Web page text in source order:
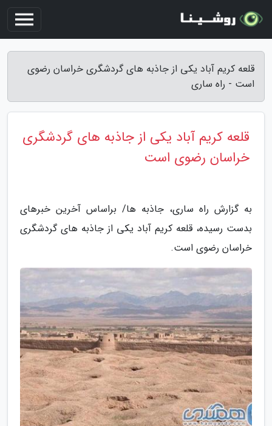
قلعه کریم آباد یکی از جاذبه های گردشگری خراسان رضوی
است - راه ساری
قلعه کریم آباد یکی از جاذبه های گردشگری
خراسان رضوی است
به گزارش راه ساری، جاذبه ها/ براساس آخرین خبرهای
بدست رسیده، قلعه کریم آباد یکی از جاذبه های گردشگری
خراسان رضوی است.